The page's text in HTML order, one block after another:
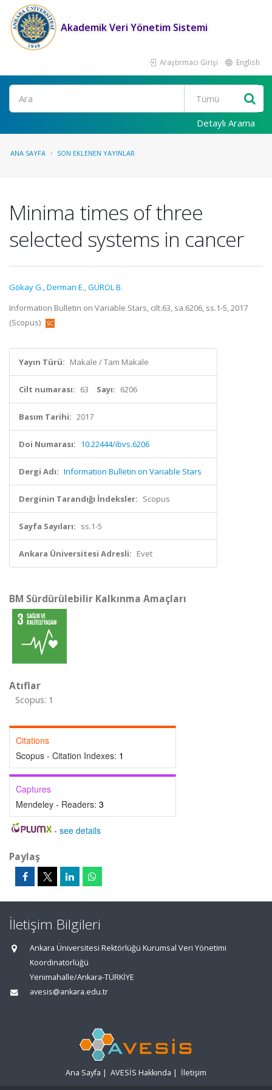
Akademik Veri Yönetim Sistemi
Araştırmacı Girişi English
Ara
Detaylı Arama
ANA SAYFA SON EKLENEN YAYINLAR
Minima times of three
selected systems in cancer
Gökay G.,Derman E.,GÜROL B.
Information Bulletin on Variable Stars, cilt.63, sa.6206, ss.1-5, 2017
(Scopus)
Yayın Türü: Makale / Tam Makale
Cilt numarası: 63 Sayı: 6206
Basım Tarihi: 2017
Doi Numarası: 10.22444/ibvs.6206
Dergi Adı: Information Bulletin on Variable Stars
Derginin Tarandığı İndeksler: Scopus
Sayfa Sayıları: ss.1-5
Ankara Üniversitesi Adresli: Evet
BM Sürdürülebilir Kalkınma Amaçları
Atıflar
Scopus: 1
Citations
Scopus - Citation Indexes: 1
Captures
Mendeley - Readers: 3
- see details
Paylaş
İletişim Bilgileri
Ankara Üniversitesi Rektörlüğü Kurumsal Veri Yönetimi
Koordinatörlüğü
Yenimahalle/Ankara-TÜRKİYE
avesis@ankara.edu.tr
Ana Sayfa | AVESİS Hakkında | İletişim